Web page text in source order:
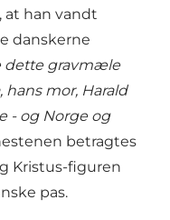
at han vandt
danskerne
dette gravmæle
hans mor, Harald
- og Norge og
betragtes
Kristus-figuren
pas.